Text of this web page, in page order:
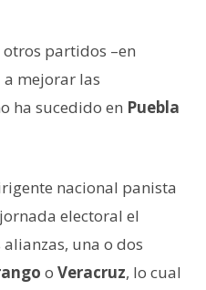
partidos –en
a mejorar las
ha sucedido en Puebla
nacional panista
electoral el
una o dos
o Veracruz, lo cual